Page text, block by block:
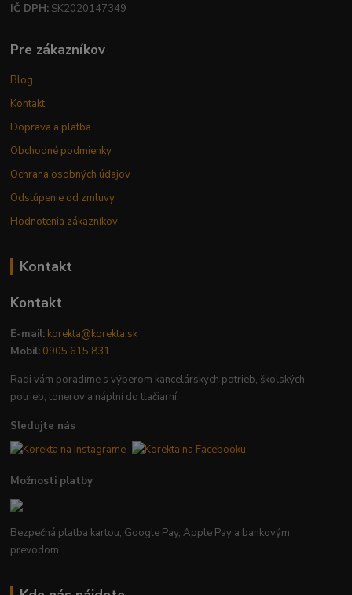
IČ DPH: SK2020147349
Pre zákazníkov
Blog
Kontakt
Doprava a platba
Obchodné podmienky
Ochrana osobných údajov
Odstúpenie od zmluvy
Hodnotenia zákazníkov
Kontakt
Kontakt
E-mail: korekta@korekta.sk
Mobil: 0905 615 831
Radi vám poradíme s výberom kancelárskych potrieb, školských
potrieb, tonerov a náplní do tlačiarní.
Sledujte nás
Možnosti platby
Bezpečná platba kartou, Google Pay, Apple Pay a bankovým
prevodom.